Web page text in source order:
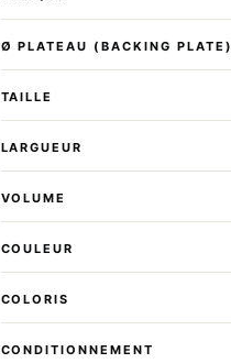
Ø PLATEAU (BACKING PLATE)
TAILLE
LARGUEUR
VOLUME
COULEUR
COLORIS
CONDITIONNEMENT